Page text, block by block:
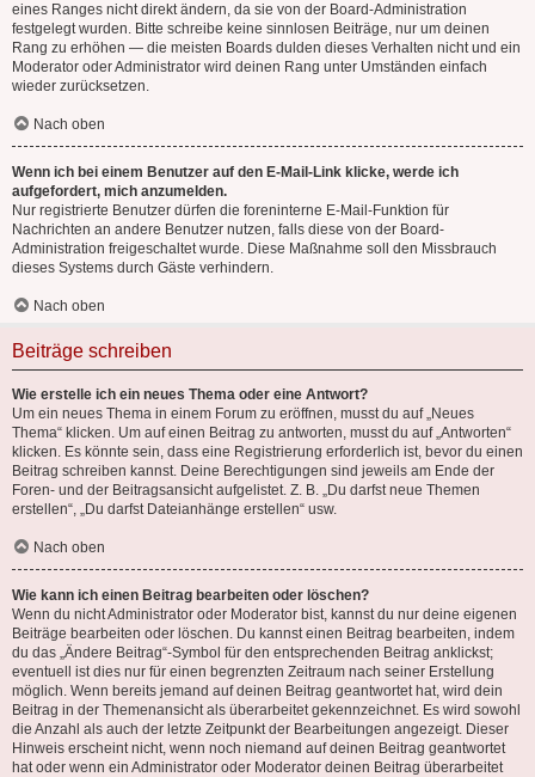
eines Ranges nicht direkt ändern, da sie von der Board-Administration
festgelegt wurden. Bitte schreibe keine sinnlosen Beiträge, nur um deinen
Rang zu erhöhen — die meisten Boards dulden dieses Verhalten nicht und ein
Moderator oder Administrator wird deinen Rang unter Umständen einfach
wieder zurücksetzen.
Nach oben
Wenn ich bei einem Benutzer auf den E-Mail-Link klicke, werde ich
aufgefordert, mich anzumelden.
Nur registrierte Benutzer dürfen die foreninterne E-Mail-Funktion für
Nachrichten an andere Benutzer nutzen, falls diese von der Board-
Administration freigeschaltet wurde. Diese Maßnahme soll den Missbrauch
dieses Systems durch Gäste verhindern.
Nach oben
Beiträge schreiben
Wie erstelle ich ein neues Thema oder eine Antwort?
Um ein neues Thema in einem Forum zu eröffnen, musst du auf „Neues
Thema“ klicken. Um auf einen Beitrag zu antworten, musst du auf „Antworten“
klicken. Es könnte sein, dass eine Registrierung erforderlich ist, bevor du einen
Beitrag schreiben kannst. Deine Berechtigungen sind jeweils am Ende der
Foren- und der Beitragsansicht aufgelistet. Z. B. „Du darfst neue Themen
erstellen“, „Du darfst Dateianhänge erstellen“ usw.
Nach oben
Wie kann ich einen Beitrag bearbeiten oder löschen?
Wenn du nicht Administrator oder Moderator bist, kannst du nur deine eigenen
Beiträge bearbeiten oder löschen. Du kannst einen Beitrag bearbeiten, indem
du das „Ändere Beitrag“-Symbol für den entsprechenden Beitrag anklickst;
eventuell ist dies nur für einen begrenzten Zeitraum nach seiner Erstellung
möglich. Wenn bereits jemand auf deinen Beitrag geantwortet hat, wird dein
Beitrag in der Themenansicht als überarbeitet gekennzeichnet. Es wird sowohl
die Anzahl als auch der letzte Zeitpunkt der Bearbeitungen angezeigt. Dieser
Hinweis erscheint nicht, wenn noch niemand auf deinen Beitrag geantwortet
hat oder wenn ein Administrator oder Moderator deinen Beitrag überarbeitet